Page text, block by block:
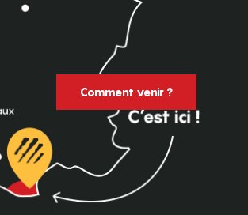
Comment venir ?